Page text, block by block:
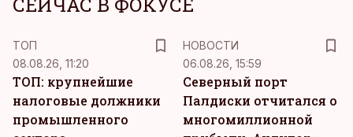
ТОП
08.08.26, 11:20
ТОП: крупнейшие
налоговые должники
промышленного
НОВОСТИ
06.08.26, 15:59
Северный порт
Палдиски отчитался о
многомиллионной